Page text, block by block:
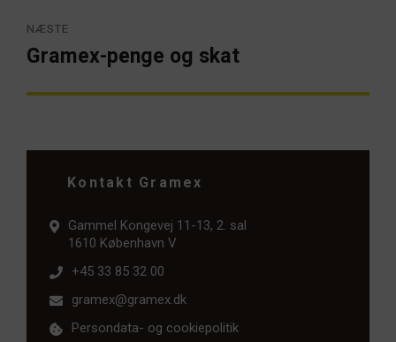
NÆSTE
Næste
artikel:
Gramex-penge og skat
Kontakt Gramex
Gammel Kongevej 11-13, 2. sal
1610 København V
+45 33 85 32 00
gramex@gramex.dk
Persondata- og cookiepolitik